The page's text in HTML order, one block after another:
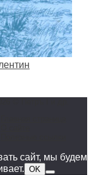
сайт, мы будем
OK